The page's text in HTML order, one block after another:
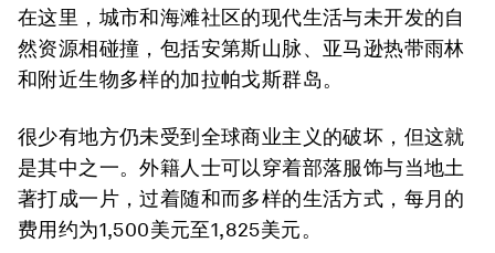
在这里，城市和海滩社区的现代生活与未开发的自
然资源相碰撞，包括安第斯山脉、亚马逊热带雨林
和附近生物多样的加拉帕戈斯群岛。
很少有地方仍未受到全球商业主义的破坏，但这就
是其中之一。外籍人士可以穿着部落服饰与当地土
著打成一片，过着随和而多样的生活方式，每月的
费用约为1,500美元至1,825美元。